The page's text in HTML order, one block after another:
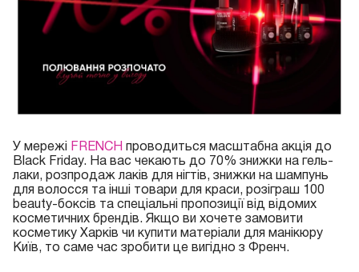
У мережі FRENCH проводиться масштабна акція до
Black Friday. На вас чекають до 70% знижки на гель-
лаки, розпродаж лаків для нігтів, знижки на шампунь
для волосся та інші товари для краси, розіграш 100
beauty-боксів та спеціальні пропозиції від відомих
косметичних брендів. Якщо ви хочете замовити
косметику Харків чи купити матеріали для манікюру
Київ, то саме час зробити це вигідно з Френч.